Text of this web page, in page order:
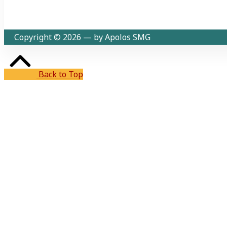
Copyright © 2026 — by Apolos SMG
Back to Top